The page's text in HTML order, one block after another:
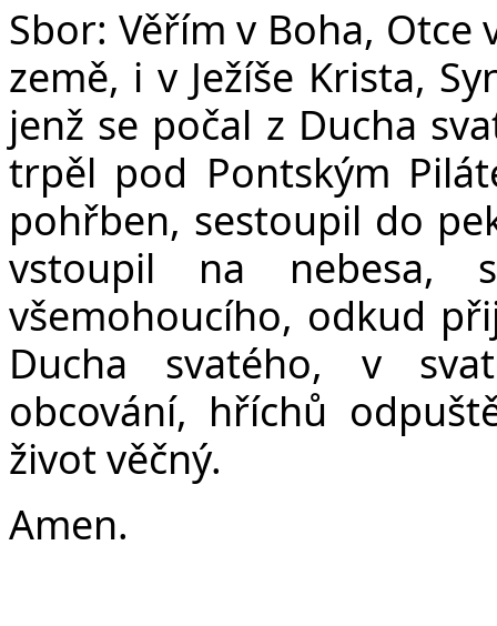
Sbor: Věřím v Boha,
země, i v Ježíše Krista,
jenž se počal z Ducha
trpěl pod Pontským
pohřben, sestoupil do
vstoupil na nebesa,
všemohoucího, odkud
Ducha svatého, v
obcování, hříchů
život věčný.
Amen.